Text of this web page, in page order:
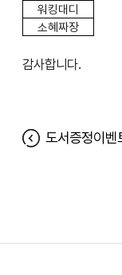
워킹대디
소혜짜장
감사합니다.